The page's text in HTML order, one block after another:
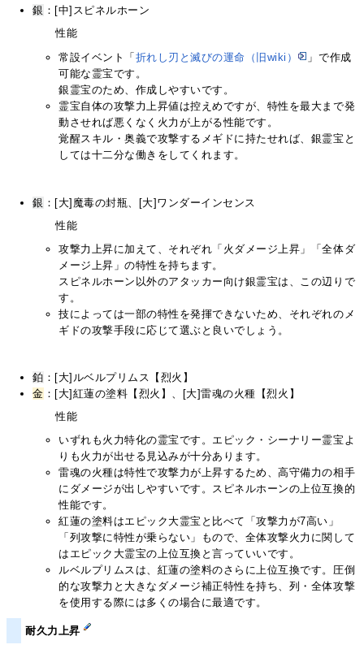
銀 ：[中]スピネルホーン
性能
常設イベント「 折れし刃と滅びの運命（旧wiki）
」で作成
可能な霊宝です。
銀霊宝のため、作成しやすいです。
霊宝自体の攻撃力上昇値は控えめですが、特性を最大まで発
動させれば悪くなく火力が上がる性能です。
覚醒スキル・奥義で攻撃するメギドに持たせれば、銀霊宝と
しては十二分な働きをしてくれます。
銀 ：[大]魔毒の封瓶、[大]ワンダーインセンス
性能
攻撃力上昇に加えて、それぞれ「火ダメージ上昇」「全体ダ
メージ上昇」の特性を持ちます。
スピネルホーン以外のアタッカー向け銀霊宝は、この辺りで
す。
技によっては一部の特性を発揮できないため、それぞれのメ
ギドの攻撃手段に応じて選ぶと良いでしょう。
鉑 ：[大]ルベルプリムス【烈火】
金 ：[大]紅蓮の塗料【烈火】、[大]雷魂の火種【烈火】
性能
いずれも火力特化の霊宝です。エピック・シーナリー霊宝よ
りも火力が出せる見込みが十分あります。
雷魂の火種は特性で攻撃力が上昇するため、高守備力の相手
にダメージが出しやすいです。スピネルホーンの上位互換的
性能です。
紅蓮の塗料はエピック大霊宝と比べて「攻撃力が7高い」
「列攻撃に特性が乗らない」もので、全体攻撃火力に関して
はエピック大霊宝の上位互換と言っていいです。
ルベルプリムスは、紅蓮の塗料のさらに上位互換です。圧倒
的な攻撃力と大きなダメージ補正特性を持ち、列・全体攻撃
を使用する際には多くの場合に最適です。
耐久力上昇